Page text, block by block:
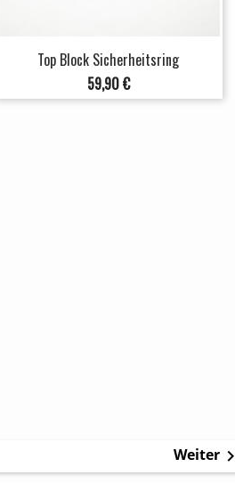
Top Block Sicherheitsring
Preis
59,90 €
Weiter